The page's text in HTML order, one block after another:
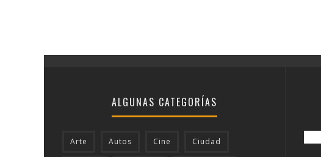
ALGUNAS CATEGORÍAS
Arte Autos Cine Ciudad